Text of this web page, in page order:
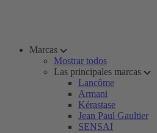
Marcas
Mostrar todos
Las principales marcas
Lancôme
Armani
Kérastase
Jean Paul Gaultier
SENSAI